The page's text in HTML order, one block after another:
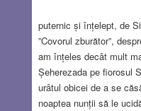
puternic și înțelept, de
”Covorul zburător”,
am înțeles decât mult
Șeherezada pe fiorosul
urâtul obicei de a se
noaptea nunții să le